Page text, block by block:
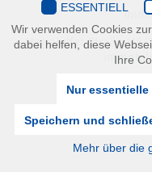
Mariahilfer Straße 116/
ESSENTIELL
Wir verwenden Cookies
dabei helfen, diese
Ihre
Nur
Speichern und
Mehr über die